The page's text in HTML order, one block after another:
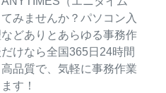
みませんか？パソコン入
どありとあらゆる事務作
けなら全国365日24時間
品質で、気軽に事務作業
す！